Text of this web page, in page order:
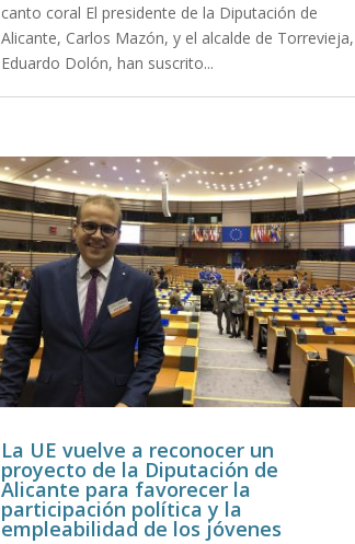
canto coral El presidente de la Diputación de
Alicante, Carlos Mazón, y el alcalde de Torrevieja,
Eduardo Dolón, han suscrito...
La UE vuelve a reconocer un
proyecto de la Diputación de
Alicante para favorecer la
participación política y la
empleabilidad de los jóvenes